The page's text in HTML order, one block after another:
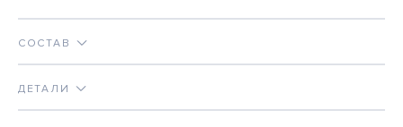
СОСТАВ
ДЕТАЛИ